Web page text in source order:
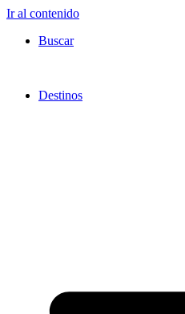
Ir al contenido
Buscar
Destinos